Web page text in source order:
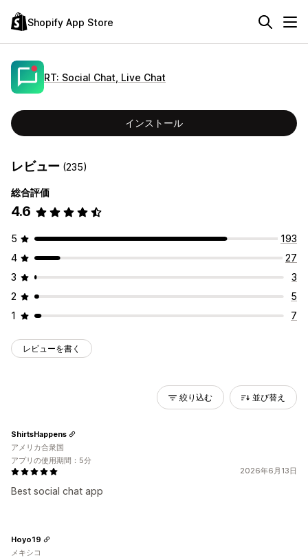
Shopify App Store
RT: Social Chat, Live Chat
インストール
レビュー (235)
総合評価
4.6
5
193
4
27
3
3
2
5
1
7
レビューを書く
絞り込む 並び替え
2026年6月13日
Best social chat app
ShirtsHappens
アメリカ合衆国
アプリの使用期間：5分
Hoyo19
メキシコ